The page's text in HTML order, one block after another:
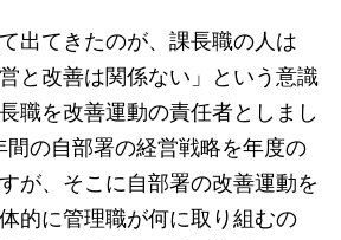
出てきたのが、課長職の人は
と改善は関係ない」という意識
職を改善運動の責任者としまし
間の自部署の経営戦略を年度の
が、そこに自部署の改善運動を
的に管理職が何に取り組むの